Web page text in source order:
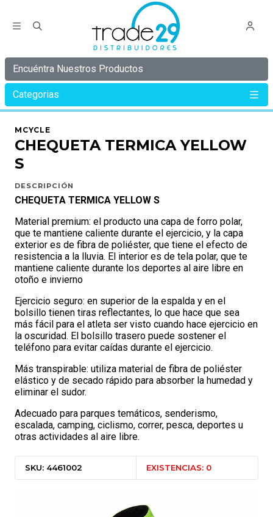
Encuéntra Nuestros Productos
Categorias
Inicio
MCYCLE
CHEQUETA TERMICA YELLOW
S
DESCRIPCIÓN
CHEQUETA TERMICA YELLOW S
Material premium: el producto una capa de forro polar,
que te mantiene caliente durante el ejercicio, y la capa
exterior es de fibra de poliéster, que tiene el efecto de
resistencia a la lluvia. El interior es de tela polar, que te
mantiene caliente durante los deportes al aire libre en
otoño e invierno
Ejercicio seguro: en superior de la espalda y en el
bolsillo tienen tiras reflectantes, lo que hace que sea
más fácil para el atleta ser visto cuando hace ejercicio en
la oscuridad. El bolsillo trasero puede sostener el
teléfono para evitar caídas durante el ejercicio.
Más transpirable: utiliza material de fibra de poliéster
elástico y de secado rápido para absorber la humedad y
eliminar el sudor.
Adecuado para parques temáticos, senderismo,
escalada, camping, ciclismo, correr, pesca, deportes u
otras actividades al aire libre.
SKU: 4461002 EXISTENCIAS: 0